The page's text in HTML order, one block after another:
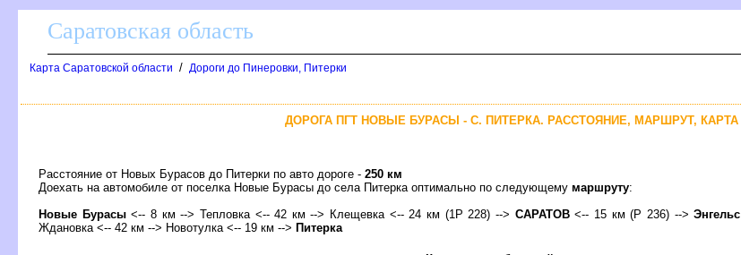
Саратовская область
Карта Саратовской области / Дороги до Пинеровки, Питерки
ДОРОГА ПГТ НОВЫЕ БУРАСЫ - С. ПИТЕРКА. РАССТОЯНИЕ, МАРШРУТ, КАРТА
Расстояние от Новых Бурасов до Питерки по авто дороге - 250 км
Доехать на автомобиле от поселка Новые Бурасы до села Питерка оптимально по следующему маршруту:
Новые Бурасы<-- 8 км --> Тепловка <-- 42 км --> Клещевка <-- 24 км (1Р 228) --> САРАТО<-- 15 км (Р 236) -->Энгельс
Ждановка <-- 42 км --> Новотулка <-- 19 км --> Питерка